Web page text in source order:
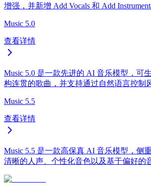
增强，并新增 Add Vocals 和 Add
Music 5.0
查看详情
Music 5.0 是一款先进的 AI 音乐模型，可
构连贯的歌曲，并支持通过自然语言控制
Music 5.5
查看详情
Music 5.5 是一款高保真 AI 音乐模型，侧
清晰的人声、个性化音色以及基于偏好的